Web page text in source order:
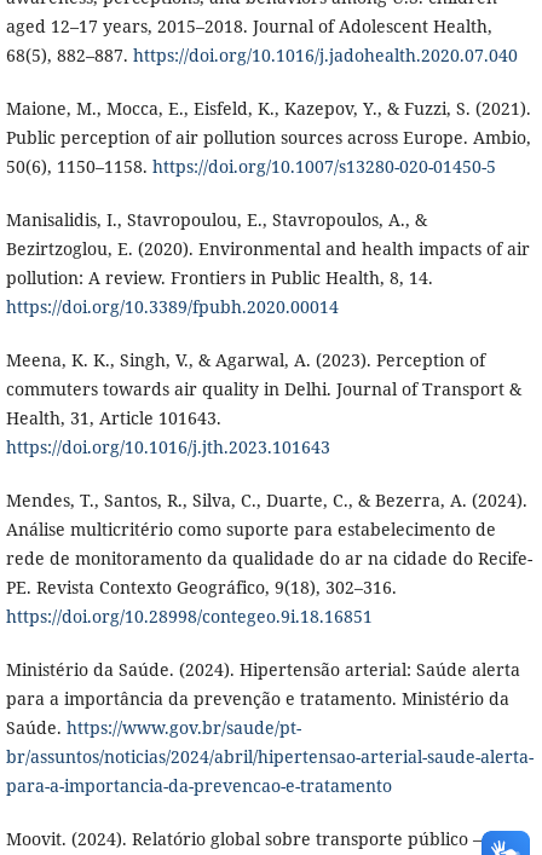
aged 12–17 years, 2015–2018. Journal of Adolescent Health,
68(5), 882–887. https://doi.org/10.1016/j.jadohealth.2020.07.040
Maione, M., Mocca, E., Eisfeld, K., Kazepov, Y., & Fuzzi, S. (2021).
Public perception of air pollution sources across Europe. Ambio,
50(6), 1150–1158. https://doi.org/10.1007/s13280-020-01450-5
Manisalidis, I., Stavropoulou, E., Stavropoulos, A., &
Bezirtzoglou, E. (2020). Environmental and health impacts of air
pollution: A review. Frontiers in Public Health, 8, 14.
https://doi.org/10.3389/fpubh.2020.00014
Meena, K. K., Singh, V., & Agarwal, A. (2023). Perception of
commuters towards air quality in Delhi. Journal of Transport &
Health, 31, Article 101643.
https://doi.org/10.1016/j.jth.2023.101643
Mendes, T., Santos, R., Silva, C., Duarte, C., & Bezerra, A. (2024).
Análise multicritério como suporte para estabelecimento de
rede de monitoramento da qualidade do ar na cidade do Recife-
PE. Revista Contexto Geográfico, 9(18), 302–316.
https://doi.org/10.28998/contegeo.9i.18.16851
Ministério da Saúde. (2024). Hipertensão arterial: Saúde alerta
para a importância da prevenção e tratamento. Ministério da
Saúde. https://www.gov.br/saude/pt-
br/assuntos/noticias/2024/abril/hipertensao-arterial-saude-alerta-
para-a-importancia-da-prevencao-e-tratamento
Moovit. (2024). Relatório global sobre transporte público – 2023.